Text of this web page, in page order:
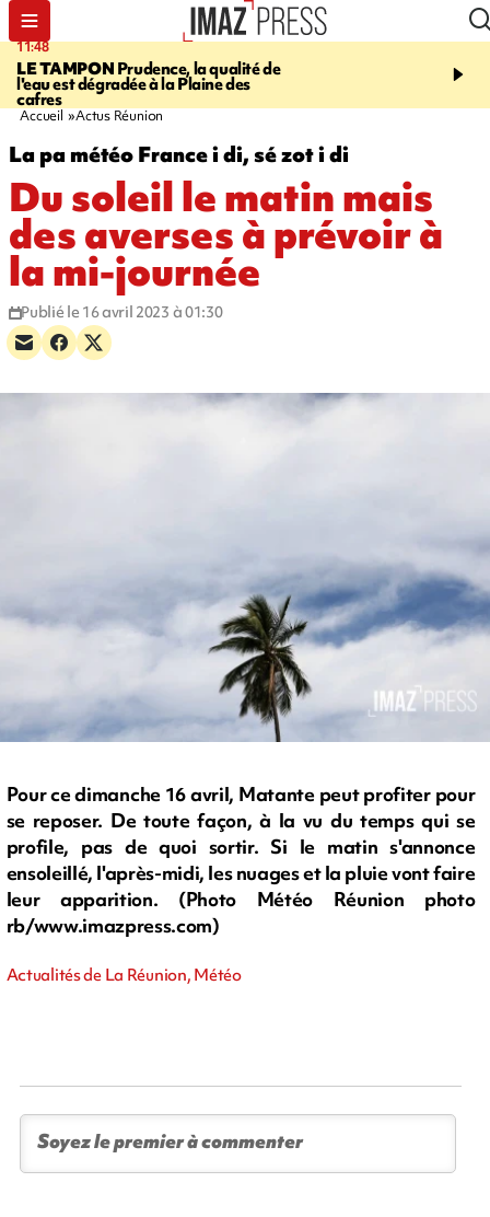
11:48
LE TAMPON Prudence, la qualité de
l'eau est dégradée à la Plaine des
cafres
12:48
Cap Lahoussaye du 10
Accueil Actus Réunion
La pa météo France i di, sé zot i di
Du soleil le matin mais
des averses à prévoir à
la mi-journée
Publié le 16 avril 2023 à 01:30
Pour ce dimanche 16 avril, Matante peut profiter pour
se reposer. De toute façon, à la vu du temps qui se
profile, pas de quoi sortir. Si le matin s'annonce
ensoleillé, l'après-midi, les nuages et la pluie vont faire
leur apparition. (Photo Météo Réunion photo
rb/www.imazpress.com)
Actualités de La Réunion, Météo